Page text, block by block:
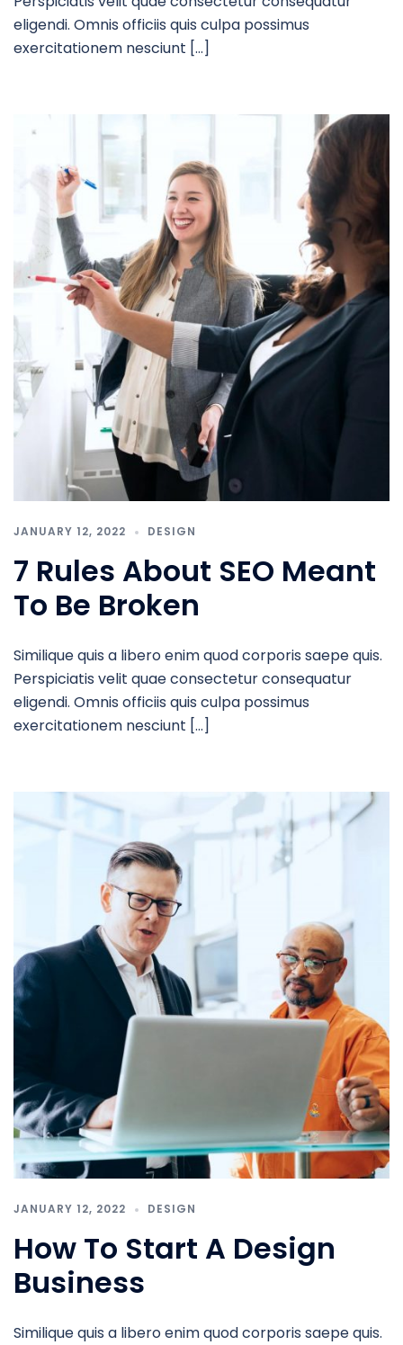
eligendi. Omnis officiis quis culpa possimus
exercitationem nesciunt […]
JANUARY 12, 2022 DESIGN
7 Rules About SEO Meant
To Be Broken
Similique quis a libero enim quod corporis saepe quis.
Perspiciatis velit quae consectetur consequatur
eligendi. Omnis officiis quis culpa possimus
exercitationem nesciunt […]
JANUARY 12, 2022 DESIGN
How To Start A Design
Business
Similique quis a libero enim quod corporis saepe quis.